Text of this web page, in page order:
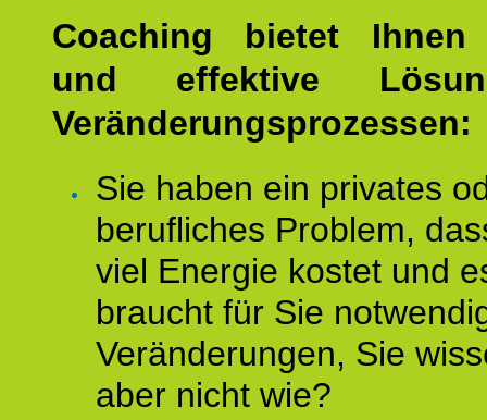
Coaching bietet Ihnen
und effektive
Veränderungsprozessen:
Sie haben ein privates
berufliches Problem,
viel Energie kostet und
braucht für Sie
Veränderungen, Sie
aber nicht wie?